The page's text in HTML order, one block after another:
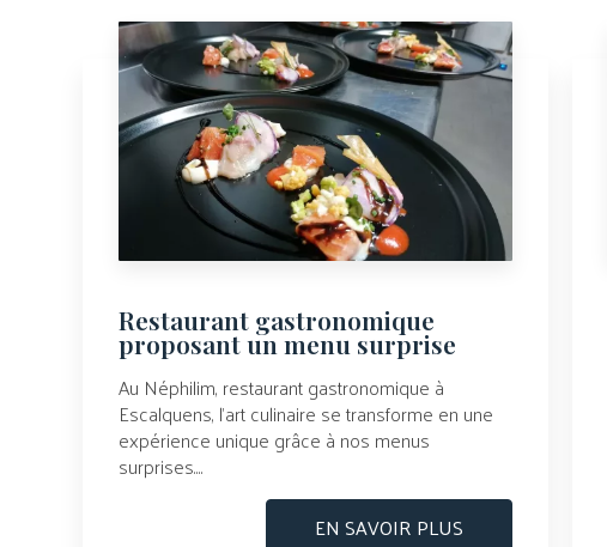
Restaurant gastronomique
proposant un menu surprise
Au Néphilim, restaurant gastronomique à
Escalquens, l’art culinaire se transforme en une
expérience unique grâce à nos menus
surprises....
EN SAVOIR PLUS